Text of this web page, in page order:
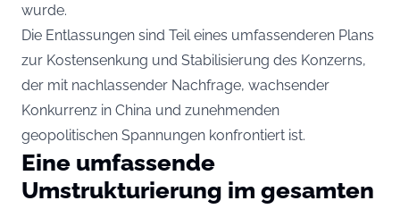
wurde.
Die Entlassungen sind Teil eines umfassenderen Plans
zur Kostensenkung und Stabilisierung des Konzerns,
der mit nachlassender Nachfrage, wachsender
Konkurrenz in China und zunehmenden
geopolitischen Spannungen konfrontiert ist.
Eine umfassende
Umstrukturierung im gesamten